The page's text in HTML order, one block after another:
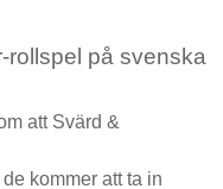
rollspel på svenska
att Svärd &
kommer att ta in